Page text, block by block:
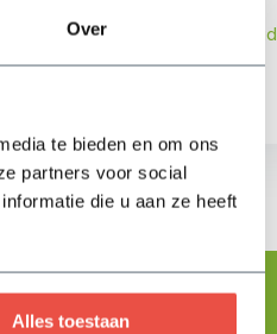
Over
te bieden en om ons
partners voor social
die u aan ze heeft
Alles toestaan
Op voorraad